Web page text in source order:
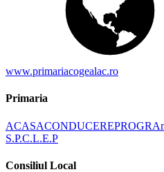
www.primariacogealac.ro
Primaria
ACASACONDUCERE
S.P.C.L.E.P
Consiliul Local